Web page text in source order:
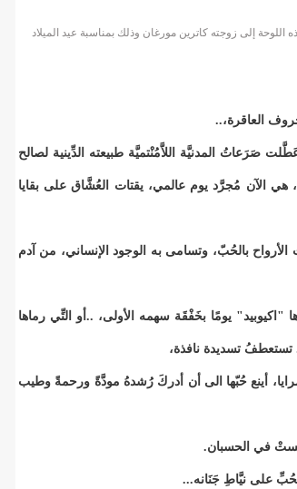
إلى زوجته كاترين مورغان وذلك بمناسبة عيد الميلاد
العاقرة،..
المدنيَّة اللاَّمُنْتميَّة طبيعته الدِّينية لصالح
هي الآن مُجرَّد يوم عالمي، يقتات العُشَّاق على بقايا
بالحُبّ، وتسامى به الوجود الإنساني، من آدم
يومًا بخَفْقَة سهمه الأولى، ..أو التِّي رماها
تستعطفُ تسديدة نافذة،
أينع حُبّها الى أن أدركَ رُشدهُ مودَّةً ورحمةً وطيب
في الحسبان.
على نيَّاطِ جَنَانه...